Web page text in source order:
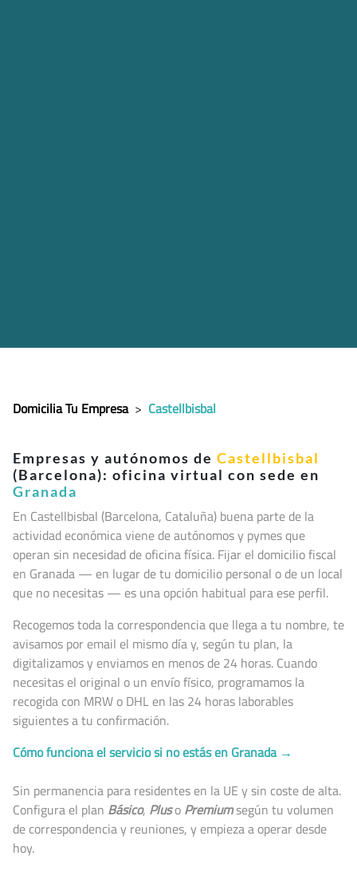
Domicilia Tu Empresa > Castellbisbal
Empresas y autónomos de Castellbisbal
(Barcelona): oficina virtual con sede en
Granada
En Castellbisbal (Barcelona, Cataluña) buena parte de la
actividad económica viene de autónomos y pymes que
operan sin necesidad de oficina física. Fijar el domicilio fiscal
en Granada — en lugar de tu domicilio personal o de un local
que no necesitas — es una opción habitual para ese perfil.
Recogemos toda la correspondencia que llega a tu nombre, te
avisamos por email el mismo día y, según tu plan, la
digitalizamos y enviamos en menos de 24 horas. Cuando
necesitas el original o un envío físico, programamos la
recogida con MRW o DHL en las 24 horas laborables
siguientes a tu confirmación.
Cómo funciona el servicio si no estás en Granada →
Sin permanencia para residentes en la UE y sin coste de alta.
Configura el plan Básico, Pluso Premiumsegún tu volumen
de correspondencia y reuniones, y empieza a operar desde
hoy.